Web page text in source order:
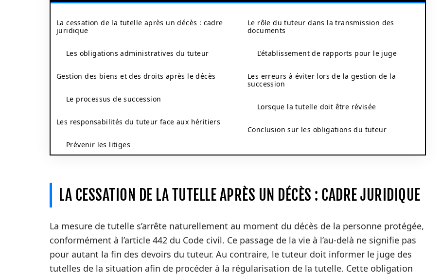
La cessation de la tutelle après un décès : cadre
juridique
Les obligations administratives du tuteur
Gestion des biens et des droits après le décès
Le processus de succession
Les responsabilités du tuteur face aux héritiers
Prévenir les litiges
Le rôle du tuteur dans la transmission des
documents
L’établissement de rapports pour le juge
Les erreurs à éviter lors de la gestion de la
succession
Lorsque la tutelle doit être révisée
Conclusion sur les obligations du tuteur
LA CESSATION DE LA TUTELLE APRÈS UN DÉCÈS : CADRE JURIDIQUE
La mesure de tutelle s’arrête naturellement au moment du décès de la personne protégée,
conformément à l’article 442 du Code civil. Ce passage de la vie à l’au-delà ne signifie pas
pour autant la fin des devoirs du tuteur. Au contraire, le tuteur doit informer le juge des
tutelles de la situation afin de procéder à la régularisation de la tutelle. Cette obligation